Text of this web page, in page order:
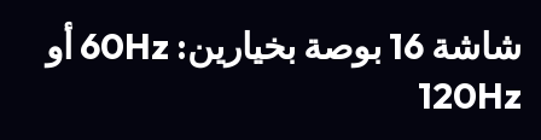
شاشة 16 بوصة بخيارين: 60Hz أو
120Hz